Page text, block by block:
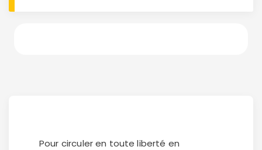
Pour circuler en toute liberté en